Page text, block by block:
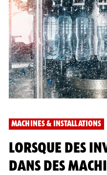
MACHINES & INSTALLATIONS
LORSQUE DES
DANS DES